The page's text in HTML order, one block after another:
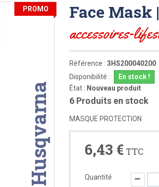
PROMO
Husqvarna
Face Mask
accessoires-
Référence : 3HS200040200
Disponibilité :
En stock !
État : Nouveau produit
6 Produits en stock
MASQUE PROTECTION
6,43 € TTC
Quantité